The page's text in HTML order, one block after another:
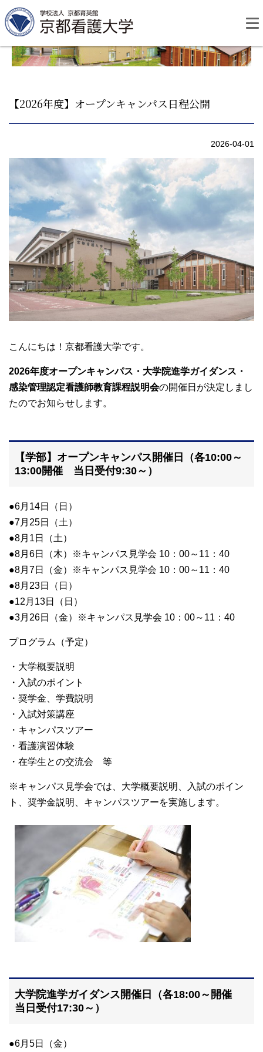
看護学部・編入学
学校生活
大学院【博士前期課程】
大学院【博士後期課程】
感染管理認定看護師教育課程
看護の智協働開発センター
to
【2026年度】オープンキャンパス日程公開
2026-04-01
こんにちは！京都看護大学です。
2026年度オープンキャンパス・大学院進学ガイダンス・
感染管理認定看護師教育課程説明会の開催日が決定しまし
たのでお知らせします。
【学部】オープンキャンパス開催日（各10:00～
13:00開催 当日受付9:30～）
●6月14日（日）
●7月25日（土）
●8月1日（土）
●8月6日（木）※キャンパス見学会 10：00～11：40
●8月7日（金）※キャンパス見学会 10：00～11：40
●8月23日（日）
●12月13日（日）
●3月26日（金）※キャンパス見学会 10：00～11：40
プログラム（予定）
・大学概要説明
・入試のポイント
・奨学金、学費説明
・入試対策講座
・キャンパスツアー
・看護演習体験
・在学生との交流会 等
※キャンパス見学会では、大学概要説明、入試のポイン
ト、奨学金説明、キャンパスツアーを実施します。
大学院進学ガイダンス開催日（各18:00～開催
当日受付17:30～）
●6月5日（金）